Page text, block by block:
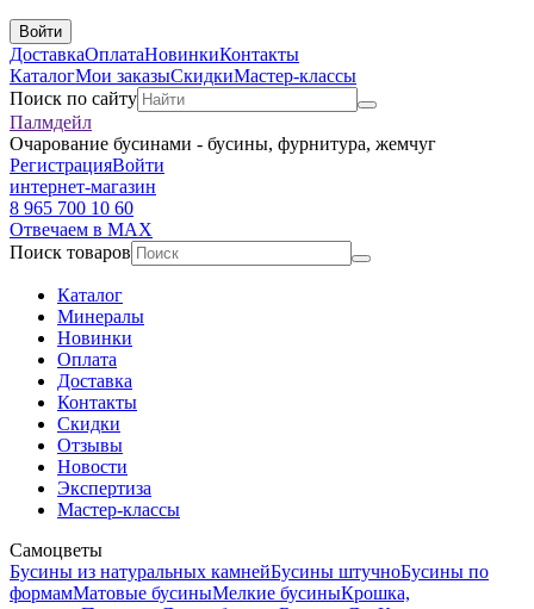
Войти
ДоставкаОплатаНовинкиКонтакты
КаталогМои заказыСкидкиМастер-классы
Поиск по сайту
Палмдейл
Очарование бусинами - бусины, фурнитура, жемчуг
РегистрацияВойти
интернет-магазин
8 965 700 10 60
Отвечаем в MAX
Поиск товаров
Каталог
Минералы
Новинки
Оплата
Доставка
Контакты
Скидки
Отзывы
Новости
Экспертиза
Мастер-классы
Самоцветы
Бусины из натуральных камнейБусины штучноБусины по
формамМатовые бусиныМелкие бусиныКрошка,